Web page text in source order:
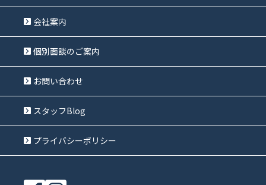
会社案内
個別面談のご案内
お問い合わせ
スタッフBlog
プライバシーポリシー